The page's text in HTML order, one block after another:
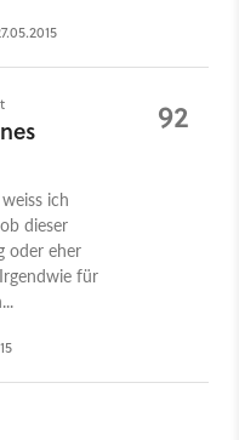
ich
dieser
oder eher
für
92